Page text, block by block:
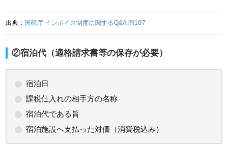
出典： 国税庁 インボイス制度に関するQ&A 問107
②宿泊代（適格請求書等の保存が必要）
宿泊日
課税仕入れの相手方の名称
宿泊代である旨
宿泊施設へ支払った対価（消費税込み）